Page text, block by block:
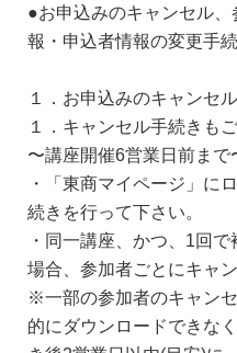
●お申込みのキャンセル
報・申込者情報の変更手
１．お申込みのキャンセ
１．キャンセル手続きも
〜講座開催6営業日前まで
・「東商マイページ」に
続きを行って下さい。
・同一講座、かつ、1回
場合、参加者ごとにキャ
※一部の参加者のキャン
的にダウンロードできな